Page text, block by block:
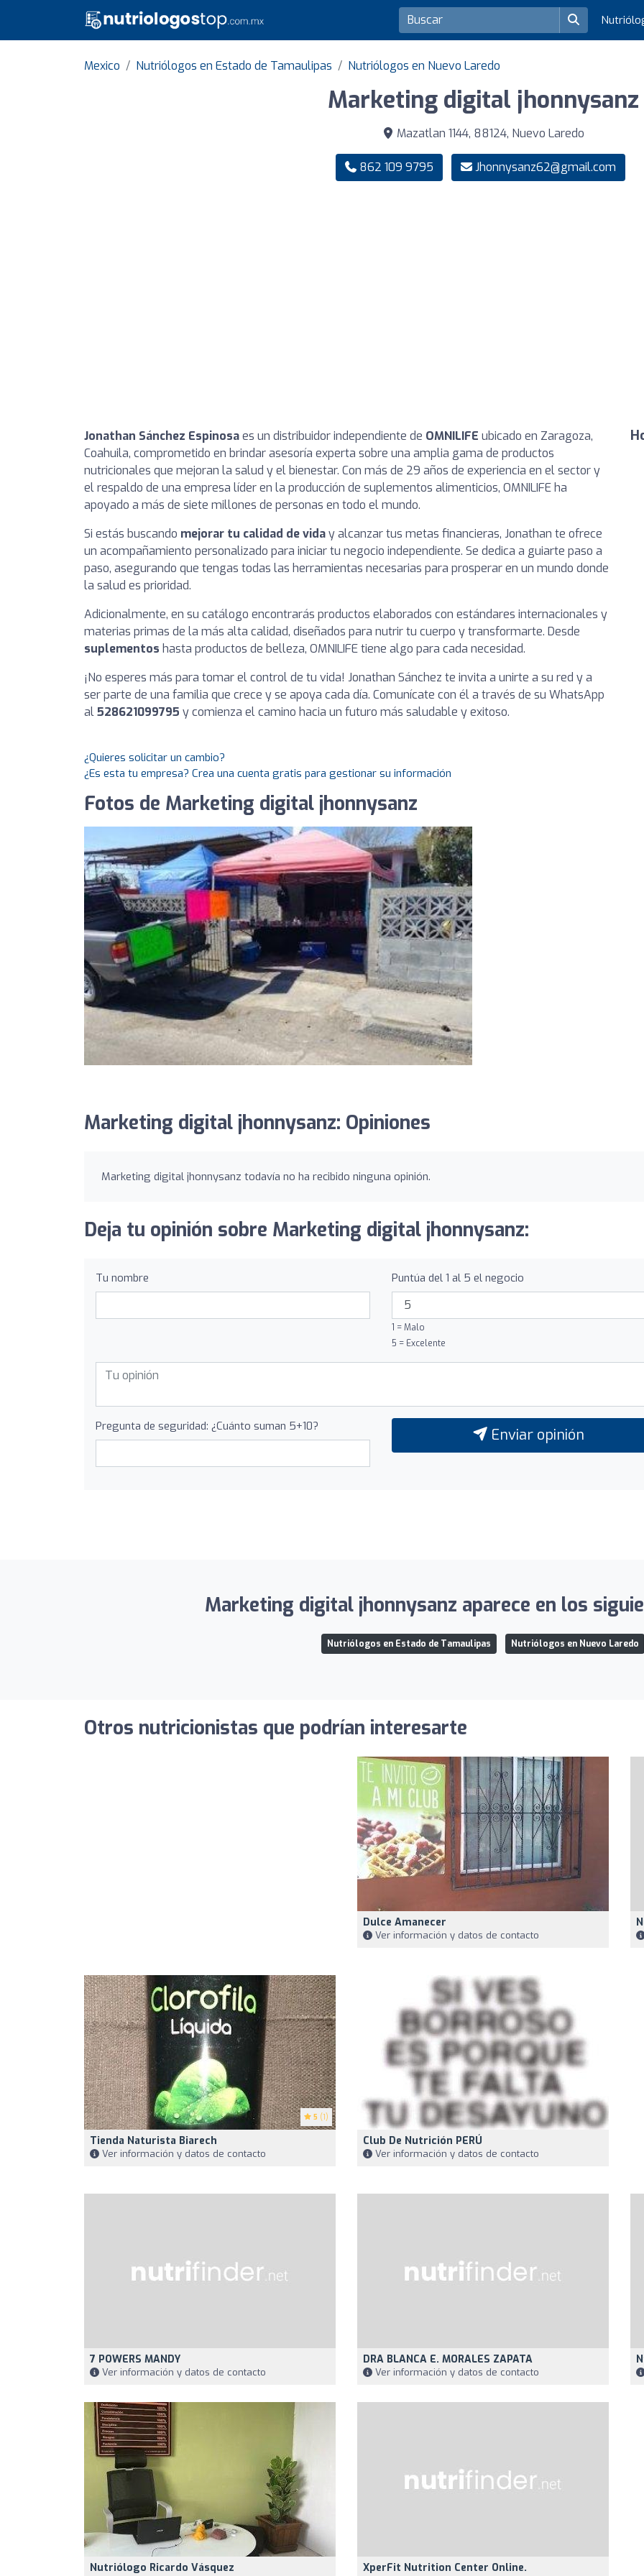
Mexico Nutriólogos en Estado de Tamaulipas Nutriólogos en Nuevo Laredo
Marketing digital jhonnysanz
Mazatlan 1144, 88124, Nuevo Laredo
862 109 9795 Jhonnysanz62@gmail.com
Jonathan Sánchez Espinosaes un distribuidor independiente de OMNILIFE ubicado en Zaragoza,
Coahuila, comprometido en brindar asesoría experta sobre una amplia gama de productos
nutricionales que mejoran la salud y el bienestar. Con más de 29 años de experiencia en el sector y
el respaldo de una empresa líder en la producción de suplementos alimenticios, OMNILIFE ha
apoyado a más de siete millones de personas en todo el mundo.
Si estás buscando mejorar tu calidad de viday alcanzar tus metas financieras, Jonathan te ofrece
un acompañamiento personalizado para iniciar tu negocio independiente. Se dedica a guiarte paso a
paso, asegurando que tengas todas las herramientas necesarias para prosperar en un mundo donde
la salud es prioridad.
Adicionalmente, en su catálogo encontrarás productos elaborados con estándares internacionales y
materias primas de la más alta calidad, diseñados para nutrir tu cuerpo y transformarte. Desde
suplementos hasta productos de belleza, OMNILIFE tiene algo para cada necesidad.
¡No esperes más para tomar el control de tu vida! Jonathan Sánchez te invita a unirte a su red y a
ser parte de una familia que crece y se apoya cada día. Comunícate con él a través de su WhatsApp
al528621099795 y comienza el camino hacia un futuro más saludable y exitoso.
¿Quieres solicitar un cambio?
¿Es esta tu empresa? Crea una cuenta gratis para gestionar su información
Fotos de Marketing digital jhonnysanz
Marketing digital jhonnysanz: Opiniones
Marketing digital jhonnysanz todavía no ha recibido ninguna opinión.
Deja tu opinión sobre Marketing digital jhonnysanz:
Tu nombre Puntúa del 1 al 5 el negocio
1 = Malo
5 = Excelente
Pregunta de seguridad: ¿Cuánto suman 5+10? Enviar opinión
Marketing digital jhonnysanz aparece en los
Nutriólogos en Estado de Tamaulipas Nutriólogos en Nuevo Laredo
Otros nutricionistas que podrían interesarte
Dulce Amanecer
Ver información y datos de contacto
5 (1)
Tienda Naturista Biarech
Ver información y datos de contacto
Club De Nutrición PERÚ
Ver información y datos de contacto
7 POWERS MANDY
Ver información y datos de contacto
DRA BLANCA E. MORALES ZAPATA
Ver información y datos de contacto
Nutriólogo Ricardo Vásquez XperFit Nutrition Center Online.